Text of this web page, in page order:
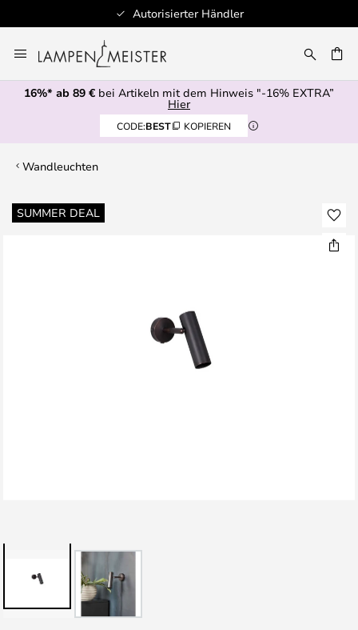
Autorisierter Händler
Inhalt
springen
16%* ab 89 € bei Artikeln mit dem Hinweis "-16% EXTRA”
Hier
CODE:BEST KOPIEREN
Wandleuchten
SUMMER DEAL
Zum
Ende